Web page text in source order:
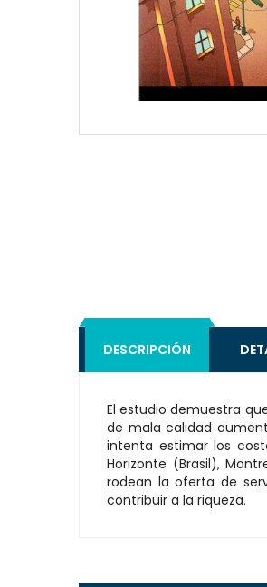
DESCRIPCIÓN
El estudio demuestra
de mala calidad
intenta estimar los
Horizonte (Brasil),
rodean la oferta de
contribuir a la riqueza.